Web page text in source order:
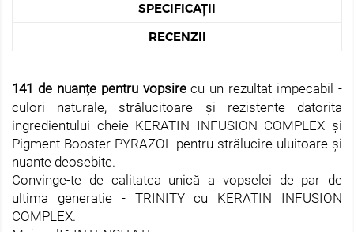
SPECIFICAȚII
RECENZII
141 de nuanțe pentru vopsirecu un rezultat impecabil -
culori naturale, strălucitoare și rezistente datorita
ingredientului cheie KERATIN INFUSION COMPLEX și
Pigment-Booster PYRAZOL pentru strălucire uluitoare și
nuante deosebite.
Convinge-te de calitatea unică a vopselei de par de
ultima generatie - TRINITY cu KERATIN INFUSION
COMPLEX.